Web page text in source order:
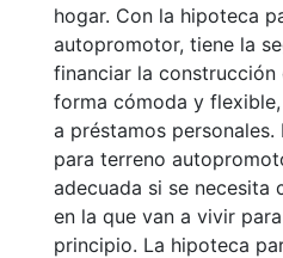
hogar. Con la hipoteca
autopromotor, tiene la
financiar la construcción
forma cómoda y
a préstamos
para terreno
adecuada si se necesita
en la que van a vivir
principio. La hipoteca